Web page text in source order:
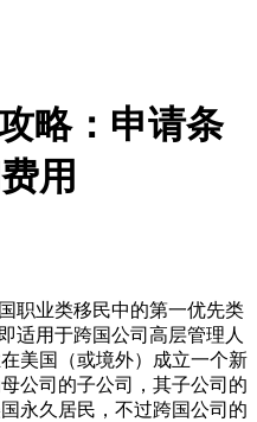
略：申请条
用
职业类移民中的第一优先类
适用于跨国公司高层管理人
美国（或境外）成立一个新
公司的子公司，其子公司的
永久居民，不过跨国公司的